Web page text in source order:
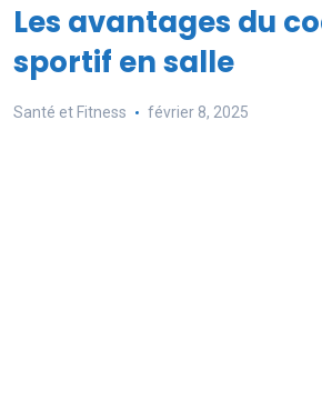
Les avantages du
sportif en salle
Santé et Fitness février 8, 2025